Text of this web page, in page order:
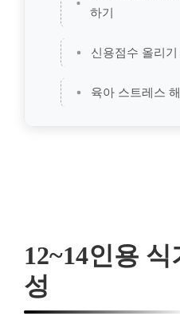
하기
신용점수 올리
육아 스트레스
12~14인용
성